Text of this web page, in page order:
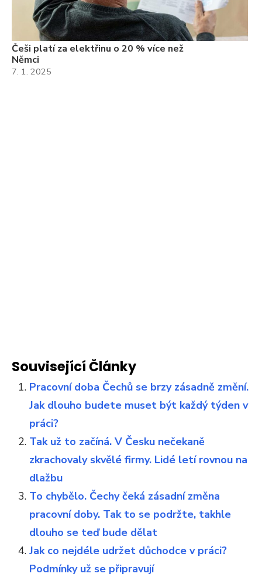
Češi platí za elektřinu o 20 % více než
Němci
7. 1. 2025
Související Články
Pracovní doba Čechů se brzy zásadně změní.
Jak dlouho budete muset být každý týden v
práci?
Tak už to začíná. V Česku nečekaně
zkrachovaly skvělé firmy. Lidé letí rovnou na
dlažbu
To chybělo. Čechy čeká zásadní změna
pracovní doby. Tak to se podržte, takhle
dlouho se teď bude dělat
Jak co nejdéle udržet důchodce v práci?
Podmínky už se připravují